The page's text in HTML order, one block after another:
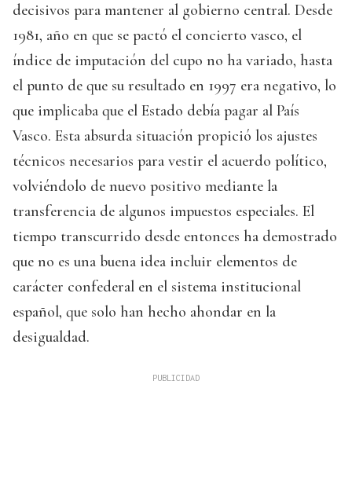
decisivos para mantener al gobierno central. Desde
1981, año en que se pactó el concierto vasco, el
índice de imputación del cupo no ha variado, hasta
el punto de que su resultado en 1997 era negativo, lo
que implicaba que el Estado debía pagar al País
Vasco. Esta absurda situación propició los ajustes
técnicos necesarios para vestir el acuerdo político,
volviéndolo de nuevo positivo mediante la
transferencia de algunos impuestos especiales. El
tiempo transcurrido desde entonces ha demostrado
que no es una buena idea incluir elementos de
carácter confederal en el sistema institucional
español, que solo han hecho ahondar en la
desigualdad.